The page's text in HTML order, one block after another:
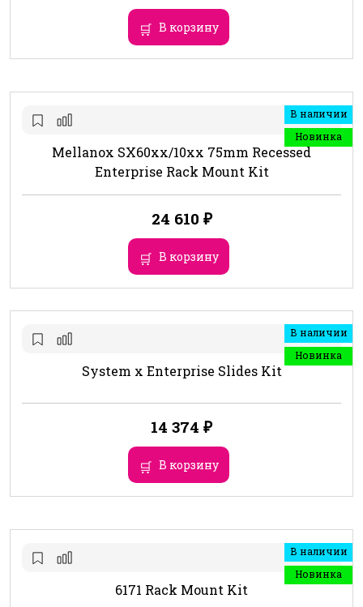
В корзину
В наличии
Новинка
Mellanox SX60xx/10xx 75mm Recessed
Enterprise Rack Mount Kit
24 610 ₽
В корзину
В наличии
Новинка
System x Enterprise Slides Kit
14 374 ₽
В корзину
В наличии
Новинка
6171 Rack Mount Kit